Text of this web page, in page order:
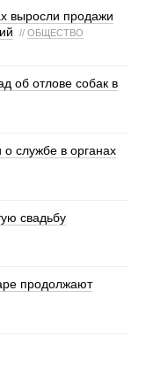
выросли продажи
// ОБЩЕСТВО
об отлове собак в
службе в органах
свадьбу
продолжают